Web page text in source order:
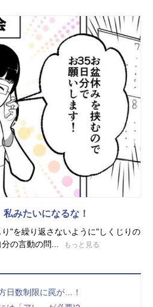
みたいになるな！
"を繰り返さないように"しくじりの
の言動の問...
もっと見る
日数制限に罠が…！